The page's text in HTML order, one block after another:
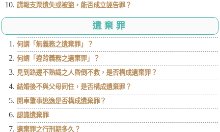
謊報支票遺失或被盜，能否成立誣告罪？
遺棄罪
何謂「無義務之遺棄罪」？
何謂「違背義務之遺棄罪」？
見到路邊不熟識之人昏倒不救，是否構成遺棄罪？
結婚後不與父母同住，是否構成遺棄罪？
開車肇事逃逸是否構成遺棄罪？
認識遺棄罪
遺棄罪之行刑期多久？